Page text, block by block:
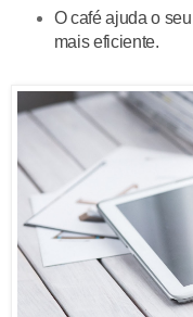
O café ajuda o
mais eficiente.